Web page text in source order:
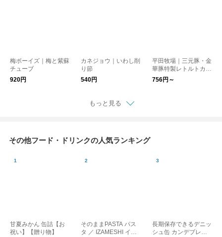
梅ボーイズ｜梅と紫蘇
チューブ
920円
カネジョウ｜いわし削
り節
540円
平田牧場｜三元豚・金
華豚特製レトルトカレ
ー
756円～
もっと見る
その他フード・ドリンクの人気ランキング
甘夏みかん 缶詰【お
祝い】【贈り物】
そのままPASTA パス
タ ／ IZAMESHI イザ
長期保存できるデニッ
シュ缶 カンデブレッ